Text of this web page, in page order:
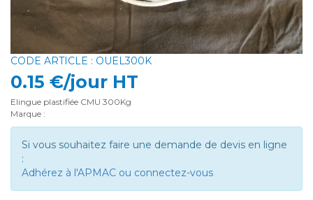
CODE ARTICLE : OUEL300K
0.15 €/jour HT
Elingue plastifiée CMU 300Kg
Marque :
Si vous souhaitez faire une demande de devis en ligne
:
Adhérez à l'APMAC ou connectez-vous